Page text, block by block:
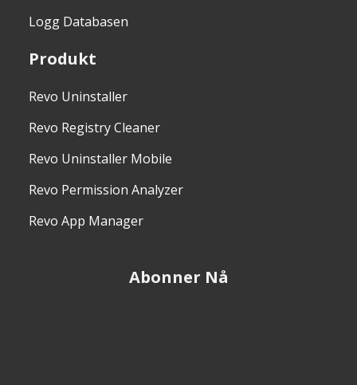
Logg Databasen
Produkt
Revo Uninstaller
Revo Registry Cleaner
Revo Uninstaller Mobile
Revo Permission Analyzer
Revo App Manager
Abonner Nå